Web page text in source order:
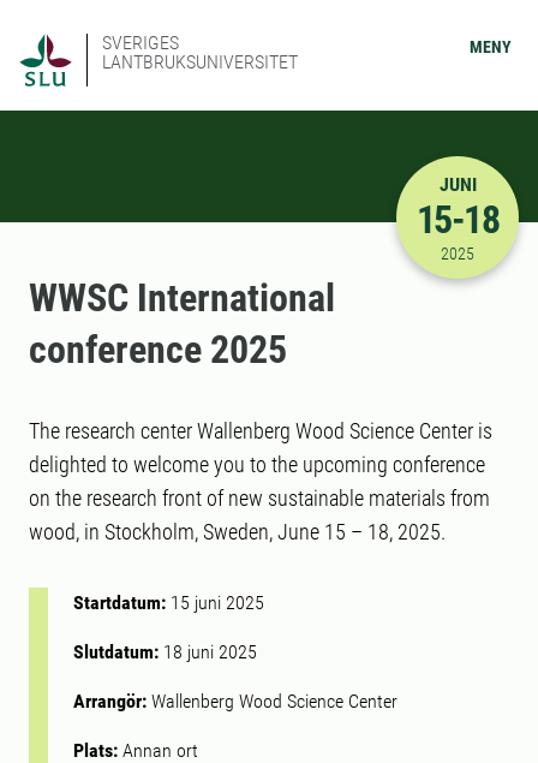
SVERIGES
LANTBRUKSUNIVERSITET
MENY
2025-06-
JUNI
15-18
2025
WWSC International
conference 2025
The research center Wallenberg Wood Science Center is
delighted to welcome you to the upcoming conference
on the research front of new sustainable materials from
wood, in Stockholm, Sweden, June 15 – 18, 2025.
Startdatum: 15 juni 2025
Slutdatum: 18 juni 2025
Arrangör: Wallenberg Wood Science Center
Plats: Annan ort